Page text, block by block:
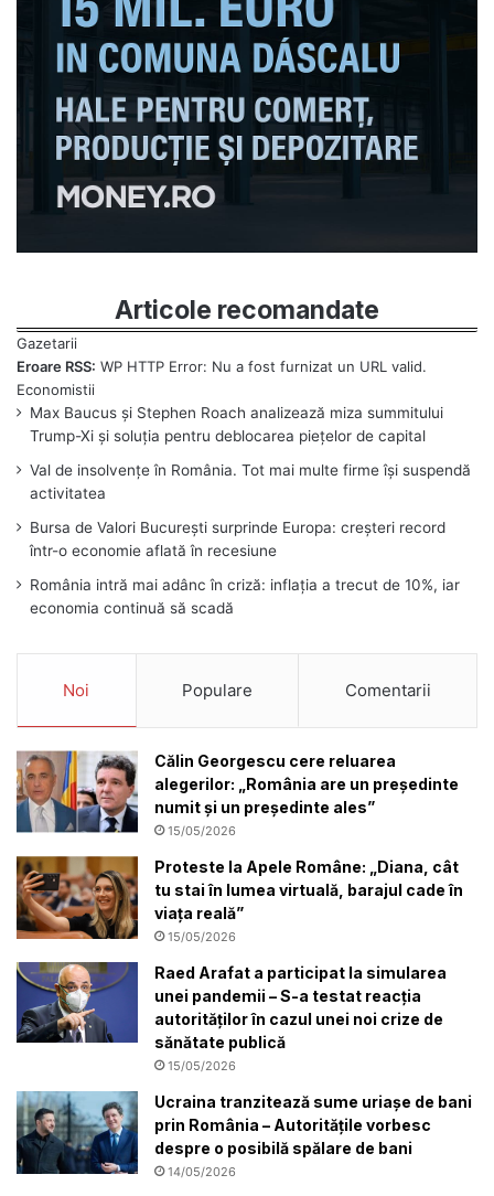
Articole recomandate
Eroare RSS: WP HTTP Error: Nu a fost furnizat un URL valid.
Max Baucus și Stephen Roach analizează miza summitului
Trump-Xi și soluția pentru deblocarea piețelor de capital
Val de insolvențe în România. Tot mai multe firme își suspendă
activitatea
Bursa de Valori București surprinde Europa: creșteri record
într-o economie aflată în recesiune
România intră mai adânc în criză: inflația a trecut de 10%, iar
economia continuă să scadă
Noi Populare Comentarii
Călin Georgescu cere reluarea
alegerilor: „România are un președinte
numit și un președinte ales”
15/05/2026
Proteste la Apele Române: „Diana, cât
tu stai în lumea virtuală, barajul cade în
viața reală”
15/05/2026
Raed Arafat a participat la simularea
unei pandemii – S-a testat reacția
autorităților în cazul unei noi crize de
sănătate publică
15/05/2026
Ucraina tranzitează sume uriașe de bani
prin România – Autoritățile vorbesc
despre o posibilă spălare de bani
14/05/2026